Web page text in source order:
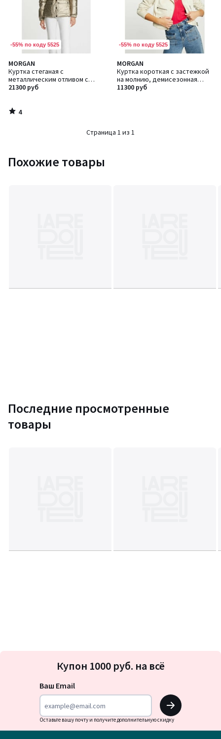
-55% по коду 5525
MORGAN
Куртка стеганая с
металлическим отливом с
капюшоном, демисезонная
21300 руб
4
/
5
4
/
-55% по коду 5525
MORGAN
Куртка короткая с застежкой
на молнию, демисезонная
модель
11300 руб
Страница 1 из 1
Похожие товары
Последние просмотренные
товары
на
Купон 1000 руб. на всё
Ваш Email
OK
Оставьте вашу почту и получите дополнительную скидку